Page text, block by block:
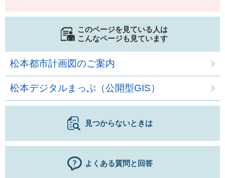
このページを見ている人は
こんなページも見ています
松本都市計画図のご案内
松本デジタルまっぷ（公開型GIS）
見つからないときは
よくある質問と回答